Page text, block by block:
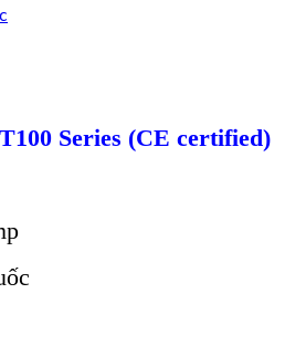
Series (CE certified)